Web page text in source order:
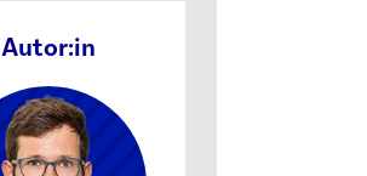
Autor:in